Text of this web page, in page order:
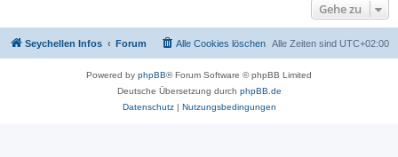
Gehe zu
Seychellen Infos Forum Alle Zeiten sind UTC+02:00
Alle Cookies löschen
Powered by phpBB® Forum Software © phpBB Limited
Deutsche Übersetzung durch phpBB.de
Datenschutz| Nutzungsbedingungen